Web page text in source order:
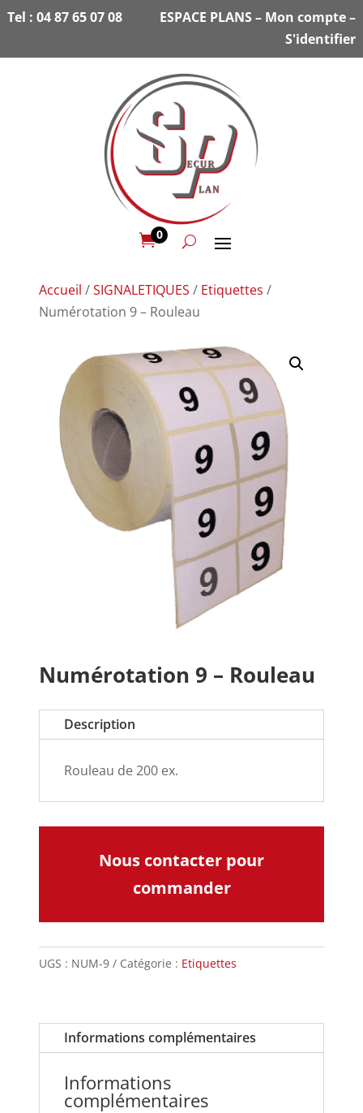
Tel : 04 87 65 07 08 ESPACE PLANS– Mon compte–
S'identifier
0
Accueil /SIGNALETIQUES / Etiquettes /
Numérotation 9 – Rouleau
Numérotation 9 – Rouleau
Description
Rouleau de 200 ex.
Nous contacter pour
commander
UGS : NUM-9 Catégorie : Etiquettes
Informations complémentaires
Informations
complémentaires